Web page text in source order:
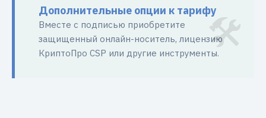
Дополнительные опции к тарифу
Вместе с подписью приобретите
защищенный онлайн-носитель, лицензию
КриптоПро CSP или другие инструменты.